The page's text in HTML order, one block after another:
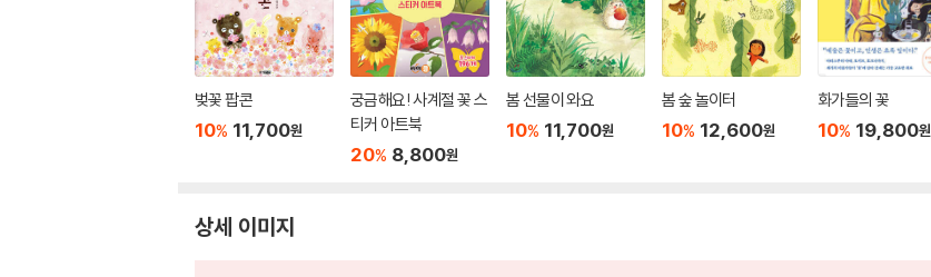
벚꽃 팝콘
10% 11,700원
궁금해요! 사계절 꽃 스
티커 아트북
20% 8,800원
봄 선물이 와요
10% 11,700원
봄 숲 놀이터
10% 12,600원
화가들의 꽃
10% 19,800원
상세 이미지